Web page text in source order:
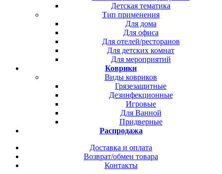
Детская тематика
Тип применения
Для дома
Для офиса
Для отелей/ресторанов
Для детских комнат
Для мероприятий
Коврики
Виды ковриков
Грязезащитные
Дезинфекционные
Игровые
Для Ванной
Придверные
Распродажа
Доставка и оплата
Возврат/обмен товара
Контакты